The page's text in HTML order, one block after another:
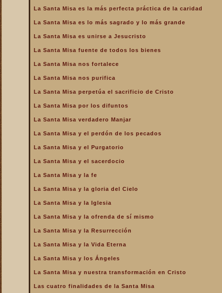
perfecta oración
La Santa Misa es la más
caridad
La Santa Misa es lo más
sagrado y lo más grande
La Santa Misa es medicina
La Santa Misa es unirse a
La Santa Misa escuela de
todos los bienes
La Santa Misa le da la
a cargar nuestra cruz
La Santa Misa nos fortalece
La Santa Misa nos libra del
infierno y nos da la
La Santa Misa nos purifica
La Santa Misa es la más perfecta práctica de la caridad
La Santa Misa es lo más sagrado y lo más grande
La Santa Misa es unirse a Jesucristo
La Santa Misa fuente de todos los bienes
La Santa Misa nos fortalece
La Santa Misa nos purifica
La Santa Misa perpetúa el sacrificio de Cristo
La Santa Misa por los difuntos
La Santa Misa verdadero Manjar
La Santa Misa y el perdón de los pecados
La Santa Misa y el Purgatorio
La Santa Misa y el sacerdocio
La Santa Misa y la fe
La Santa Misa y la gloria del Cielo
La Santa Misa y la Iglesia
La Santa Misa y la ofrenda de sí mismo
La Santa Misa y la Resurrección
La Santa Misa y la Vida Eterna
La Santa Misa y los Ángeles
La Santa Misa y nuestra transformación en Cristo
Las cuatro finalidades de la Santa Misa